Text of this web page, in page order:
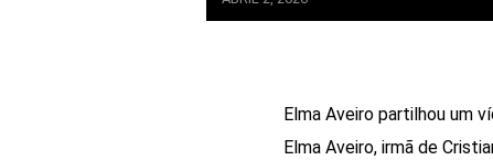
Elma Aveiro partilhou um
Elma Aveiro, irmã de